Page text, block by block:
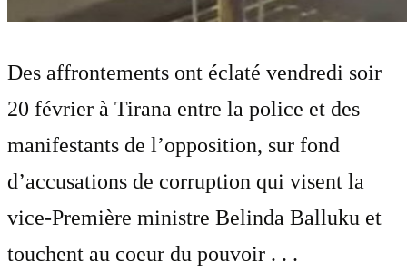
Des affrontements ont éclaté vendredi soir
20 février à Tirana entre la police et des
manifestants de l’opposition, sur fond
d’accusations de corruption qui visent la
vice-Première ministre Belinda Balluku et
touchent au coeur du pouvoir . . .